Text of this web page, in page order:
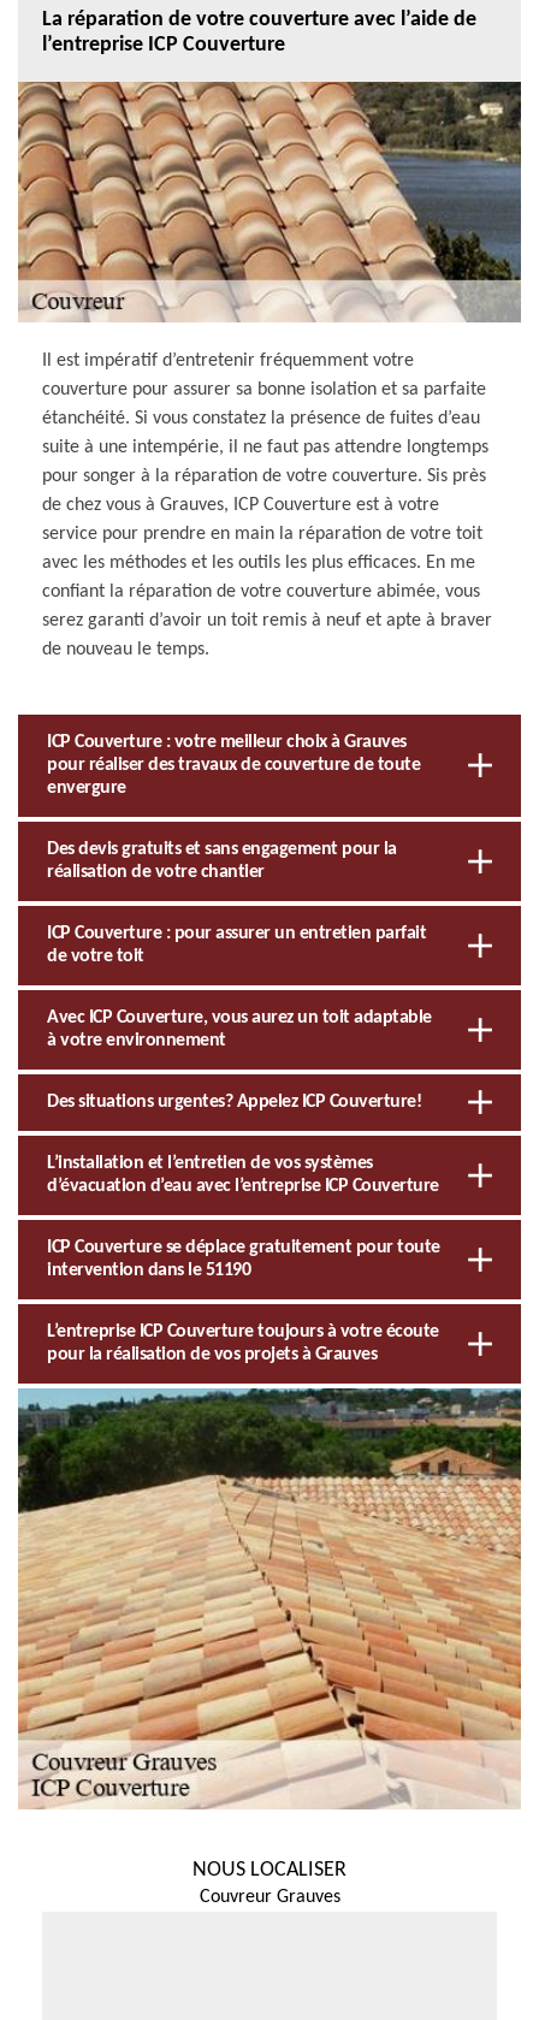
La réparation de votre couverture avec l’aide de
l’entreprise ICP Couverture
Il est impératif d’entretenir fréquemment votre
couverture pour assurer sa bonne isolation et sa parfaite
étanchéité. Si vous constatez la présence de fuites d’eau
suite à une intempérie, il ne faut pas attendre longtemps
pour songer à la réparation de votre couverture. Sis près
de chez vous à Grauves, ICP Couverture est à votre
service pour prendre en main la réparation de votre toit
avec les méthodes et les outils les plus efficaces. En me
confiant la réparation de votre couverture abimée, vous
serez garanti d’avoir un toit remis à neuf et apte à braver
de nouveau le temps.
ICP Couverture : votre meilleur choix à Grauves
pour réaliser des travaux de couverture de toute
envergure
Des devis gratuits et sans engagement pour la
réalisation de votre chantier
ICP Couverture : pour assurer un entretien parfait
de votre toit
Avec ICP Couverture, vous aurez un toit adaptable
à votre environnement
Des situations urgentes? Appelez ICP Couverture!
L’installation et l’entretien de vos systèmes
d’évacuation d’eau avec l’entreprise ICP Couverture
ICP Couverture se déplace gratuitement pour toute
intervention dans le 51190
L’entreprise ICP Couverture toujours à votre écoute
pour la réalisation de vos projets à Grauves
NOUS LOCALISER
Couvreur Grauves